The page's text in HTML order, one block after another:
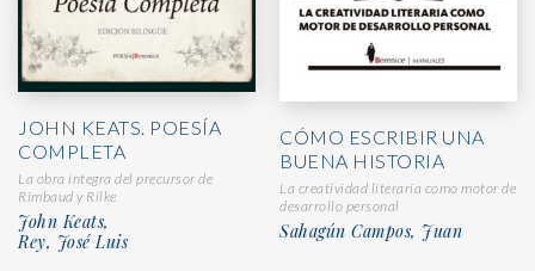
JOHN KEATS. POESÍA
COMPLETA
La obra íntegra del precursor de
Rimbaud y Rilke
John Keats,
Rey, José Luis
CÓMO ESCRIBIR UNA
BUENA HISTORIA
La creatividad literaria como motor de
desarrollo personal
Sahagún Campos, Juan